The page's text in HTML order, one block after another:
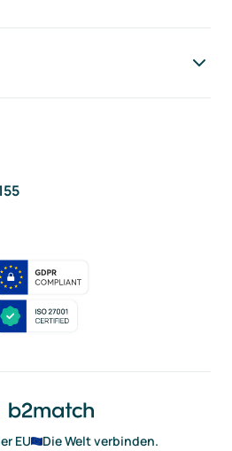
EU Die Welt verbinden.